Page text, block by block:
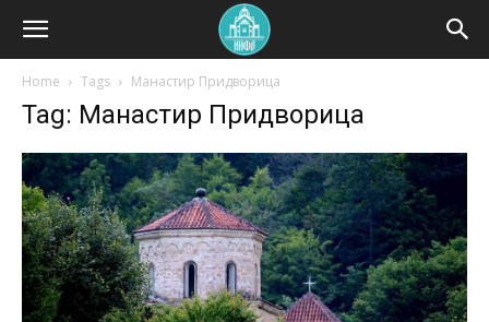
Home Tags Манастир Придворица
Tag: Манастир Придворица